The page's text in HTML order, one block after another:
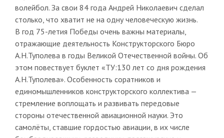
волейбол. За свои 84 года Андрей Николаевич сделал
столько, что хватит не на одну человеческую жизнь.
В год 75-летия Победы очень важны материалы,
отражающие деятельность Конструкторского Бюро
А.Н.Туполева в годы Великой Отечественной войны. Об
этом повествует буклет «ТУ:130 лет со дня рождения
А.Н.Туполева». Особенность соратников и
единомышленников конструкторского коллектива —
стремление воплощать и развивать передовые
стороны отечественной авиационной науки. Это
самолёты, ставшие гордостью авиации, в их числе